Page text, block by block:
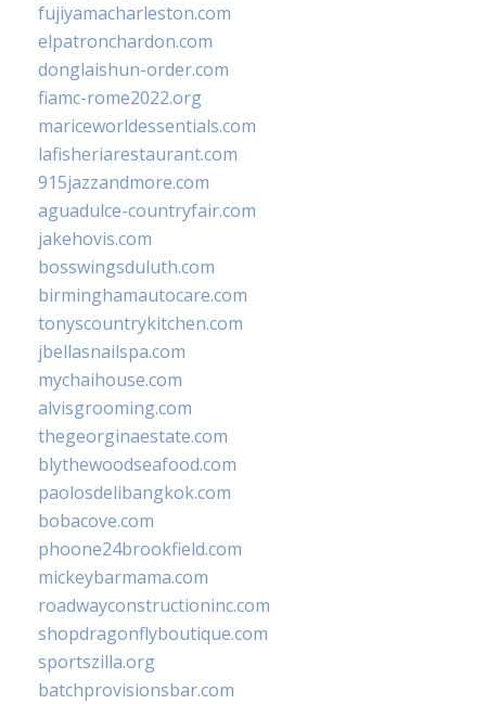
fujiyamacharleston.com
elpatronchardon.com
donglaishun-order.com
fiamc-rome2022.org
mariceworldessentials.com
lafisheriarestaurant.com
915jazzandmore.com
aguadulce-countryfair.com
jakehovis.com
bosswingsduluth.com
birminghamautocare.com
tonyscountrykitchen.com
jbellasnailspa.com
mychaihouse.com
alvisgrooming.com
thegeorginaestate.com
blythewoodseafood.com
paolosdelibangkok.com
bobacove.com
phoone24brookfield.com
mickeybarmama.com
roadwayconstructioninc.com
shopdragonflyboutique.com
sportszilla.org
batchprovisionsbar.com